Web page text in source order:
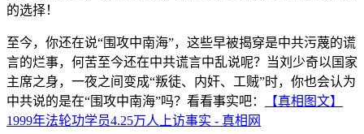
的选择！
至今，你还在说“围攻中南海”，这些早被揭穿是中共污蔑的谎
言的烂事，何苦至今还在中共谎言中乱说呢？当刘少奇以国家
主席之身，一夜之间变成“叛徒、内奸、工贼”时，你也会认为
中共说的是在“围攻中南海”吗？看看事实吧：
【真相图文】
1999年法轮功学员4.25万人上访事实 - 真相网